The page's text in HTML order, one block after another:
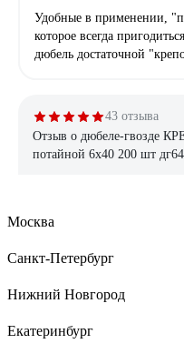
Удобные в применении,
которое всегда
дюбель достаточной
43 отзыва
Отзыв о дюбеле-гвозде
потайной 6х40 200 шт
12 отзывов
10 S (25 шт.) PH 539025
Москва
Санкт-Петербург
Нижний Новгород
Екатеринбург